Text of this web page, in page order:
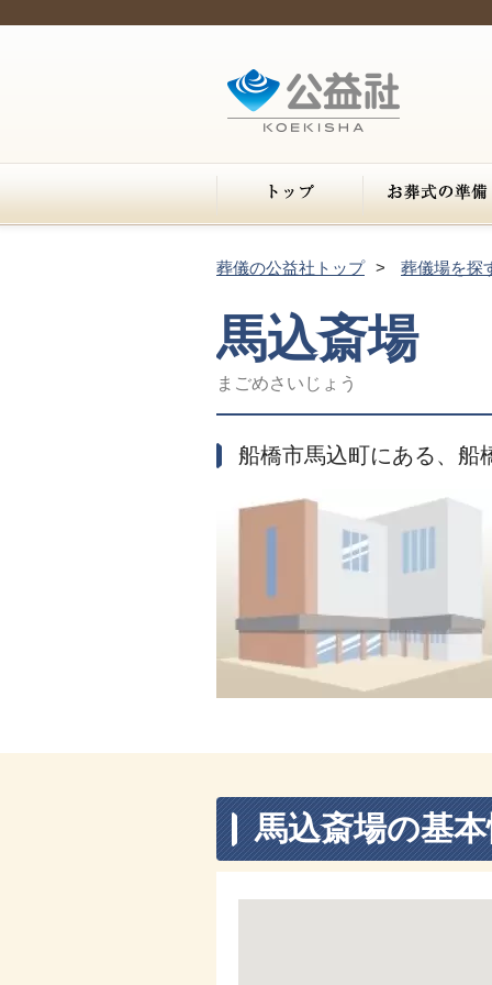
葬儀の公益社トップ 葬儀場を探
馬込斎場
まごめさいじょう
船橋市馬込町にある、船
馬込斎場の基